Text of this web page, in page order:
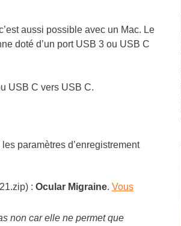
aussi possible avec un Mac. Le
doté d’un port USB 3 ou USB C
USB C vers USB C.
paramètres d’enregistrement
: Ocular Migraine. Vous
non car elle ne permet que